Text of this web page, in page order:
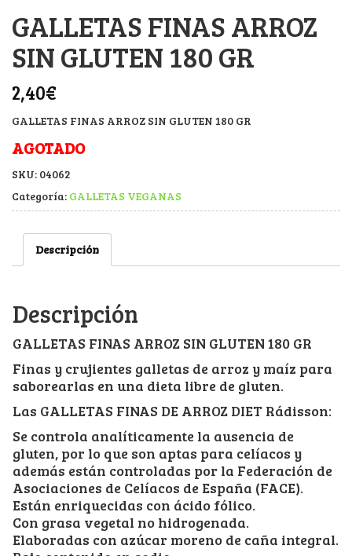
GALLETAS FINAS ARROZ
SIN GLUTEN 180 GR
2,40€
GALLETAS FINAS ARROZ SIN GLUTEN 180 GR
AGOTADO
SKU: 04062
Categoría: GALLETAS VEGANAS
Descripción
Descripción
GALLETAS FINAS ARROZ SIN GLUTEN 180 GR
Finas y crujientes galletas de arroz y maíz para
saborearlas en una dieta libre de gluten.
Las GALLETAS FINAS DE ARROZ DIET Rádisson:
Se controla analíticamente la ausencia de
gluten, por lo que son aptas para celíacos y
además están controladas por la Federación de
Asociaciones de Celíacos de España (FACE).
Están enriquecidas con ácido fólico.
Con grasa vegetal no hidrogenada.
Elaboradas con azúcar moreno de caña integral.